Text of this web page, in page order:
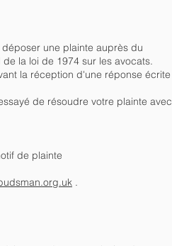
une plainte auprès du
la loi de 1974 sur les avocats.
la réception d'une réponse écrite
de résoudre votre plainte avec
de plainte
.